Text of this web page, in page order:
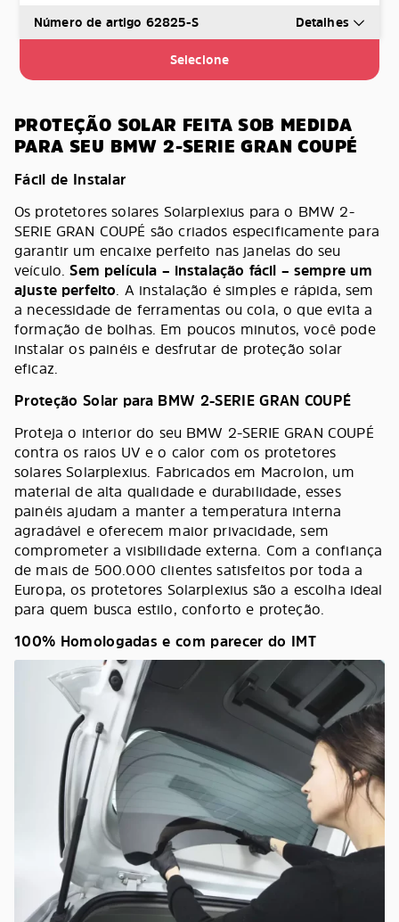
Número de artigo 62825-S Detalhes
Selecione
PROTEÇÃO SOLAR FEITA SOB MEDIDA
PARA SEU BMW 2-SERIE GRAN COUPÉ
Fácil de Instalar
Os protetores solares Solarplexius para o BMW 2-
SERIE GRAN COUPÉ são criados especificamente para
garantir um encaixe perfeito nas janelas do seu
veículo.Sem película – instalação fácil – sempre um
ajuste perfeito. A instalação é simples e rápida, sem
a necessidade de ferramentas ou cola, o que evita a
formação de bolhas. Em poucos minutos, você pode
instalar os painéis e desfrutar de proteção solar
eficaz.
Proteção Solar para BMW 2-SERIE GRAN COUPÉ
Proteja o interior do seu BMW 2-SERIE GRAN COUPÉ
contra os raios UV e o calor com os protetores
solares Solarplexius. Fabricados em Macrolon, um
material de alta qualidade e durabilidade, esses
painéis ajudam a manter a temperatura interna
agradável e oferecem maior privacidade, sem
comprometer a visibilidade externa. Com a confiança
de mais de 500.000 clientes satisfeitos por toda a
Europa, os protetores Solarplexius são a escolha ideal
para quem busca estilo, conforto e proteção.
100% Homologadas e com parecer do IMT